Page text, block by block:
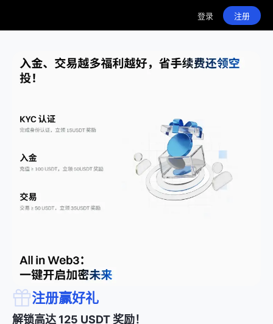
登录 注册
注册赢好礼
解锁高达 125 USDT 奖励！